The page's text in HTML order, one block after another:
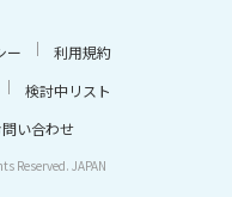
ー
利用規約
検討中リスト
問い合わせ
Reserved. JAPAN